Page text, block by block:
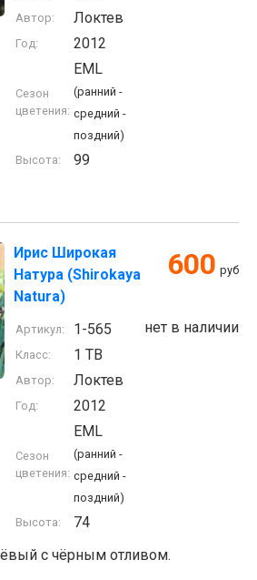
Автор: Локтев
Год: 2012
Сезон
цветения:
EML
(ранний -
средний -
поздний)
Высота:
99
Ирис Широкая
Натура (Shirokaya
Natura)
600 руб
нет в наличии
Артикул: 1-565
Класс: 1 TB
Автор: Локтев
Год: 2012
Сезон
цветения:
EML
(ранний -
средний -
поздний)
Высота:
74
с чёрным отливом.